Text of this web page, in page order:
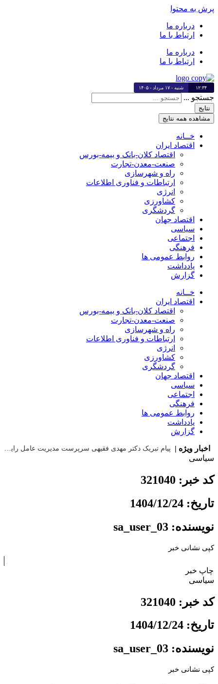
پرش به محتوا
درباره ما
ارتباط با ما
درباره ما
ارتباط با ما
۱۲:۳۴ شنبه - ۱۷ مرداد - ۱۴۰۵
جستجو ...
نتایج
مشاهده همه نتایج
خــانه
اقتصاد ایران
اقتصاد کلان-بانک و بیمه-بورس
صنعت-معدن-تجارت
راه و شهرسازی
ارتباطات و فناوری اطلاعات
انرژی
کشاورزی
گردشگری
اقتصاد جهان
سیاسی
اجتماعی
فرهنگی
روابط عمومی ها
یادداشت
گزارش
خــانه
اقتصاد ایران
اقتصاد کلان-بانک و بیمه-بورس
صنعت-معدن-تجارت
راه و شهرسازی
ارتباطات و فناوری اطلاعات
انرژی
کشاورزی
گردشگری
اقتصاد جهان
سیاسی
اجتماعی
فرهنگی
روابط عمومی ها
یادداشت
گزارش
اخبار ویژه | پیام تبریک دکتر مهدی فقیهی سرپرست مدیریت عامل رایتل به مناسبت ۱۷ مرداد، روز خبرنگار
سیاسی
کد خبر: 321040
تاریخ: 1404/12/24
نویسنده: sa_user_03
کپی نشانی خبر
چاپ خبر
سیاسی
کد خبر: 321040
تاریخ: 1404/12/24
نویسنده: sa_user_03
کپی نشانی خبر